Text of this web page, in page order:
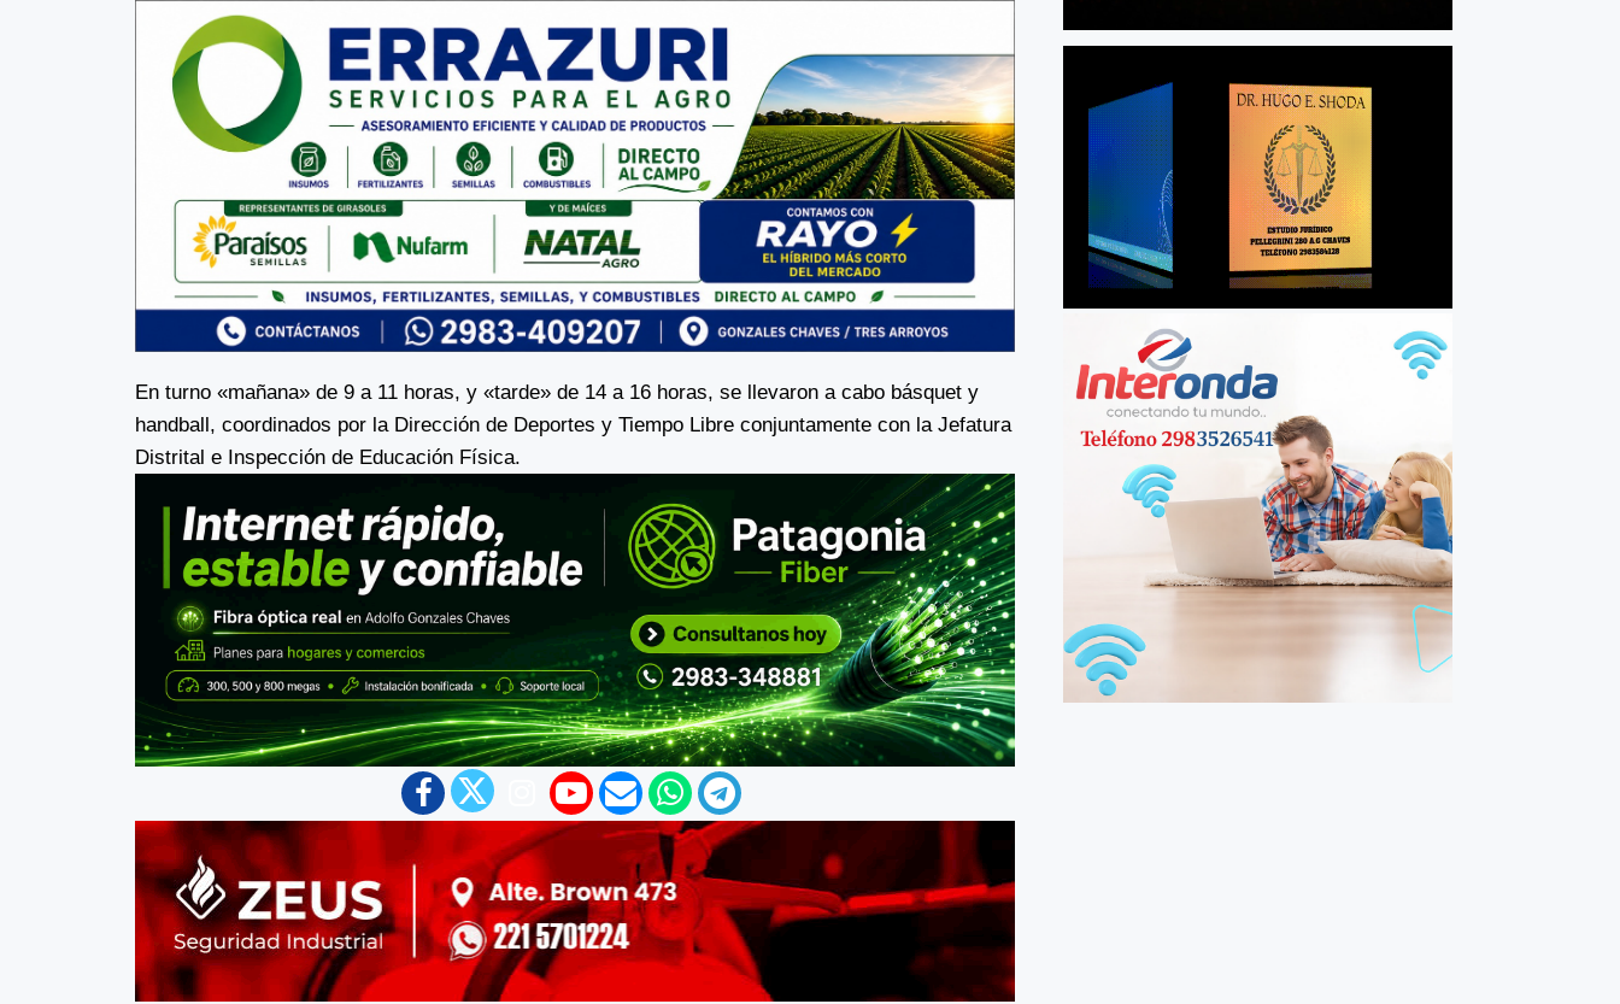
En turno «mañana» de 9 a 11 horas, y «tarde» de 14 a 16 horas, se llevaron a cabo básquet y
handball, coordinados por la Dirección de Deportes y Tiempo Libre conjuntamente con la Jefatura
Distrital e Inspección de Educación Física.